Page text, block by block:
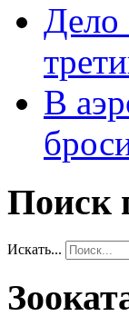
Дело
В
Поиск
Искать...